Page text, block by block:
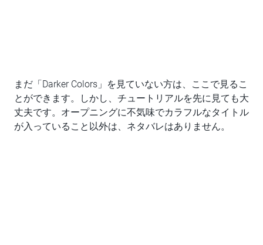
まだ「Darker Colors」を見ていない方は、ここで見るこ
とができます。しかし、チュートリアルを先に見ても大
丈夫です。オープニングに不気味でカラフルなタイトル
が入っていること以外は、ネタバレはありません。